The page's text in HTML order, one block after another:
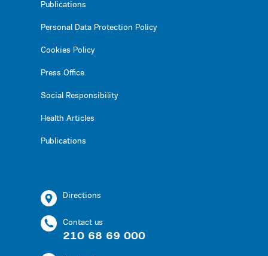
Publications
Personal Data Protection Policy
Cookies Policy
Press Office
Social Responsibility
Health Articles
Publications
Directions
Contact us
210 68 69 000